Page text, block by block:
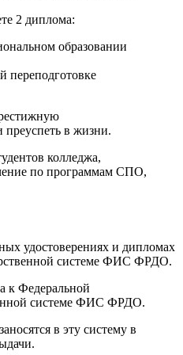
2 диплома:
образовании
переподготовке
преуспеть в жизни.
колледжа,
по программам СПО,
удостоверениях и дипломах
системе ФИС ФРДО.
к Федеральной
системе ФИС ФРДО.
в эту систему в